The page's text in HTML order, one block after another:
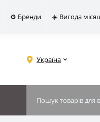
⚙️ Бренди ☀️ Вигода
Україна